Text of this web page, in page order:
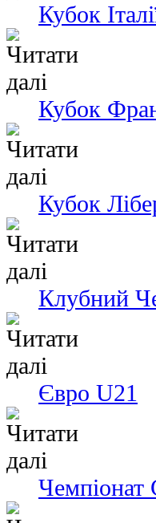
Кубок
Кубок
Кубок
Клубний
Євро U21
Чемпіонат